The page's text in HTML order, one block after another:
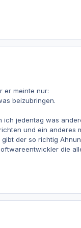
er meinte nur:
beizubringen.
jedentag was
und ein anderes
der so richtig
die